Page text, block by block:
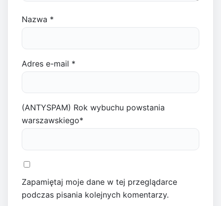
Nazwa *
Adres e-mail *
(ANTYSPAM) Rok wybuchu powstania
warszawskiego*
Zapamiętaj moje dane w tej przeglądarce
podczas pisania kolejnych komentarzy.